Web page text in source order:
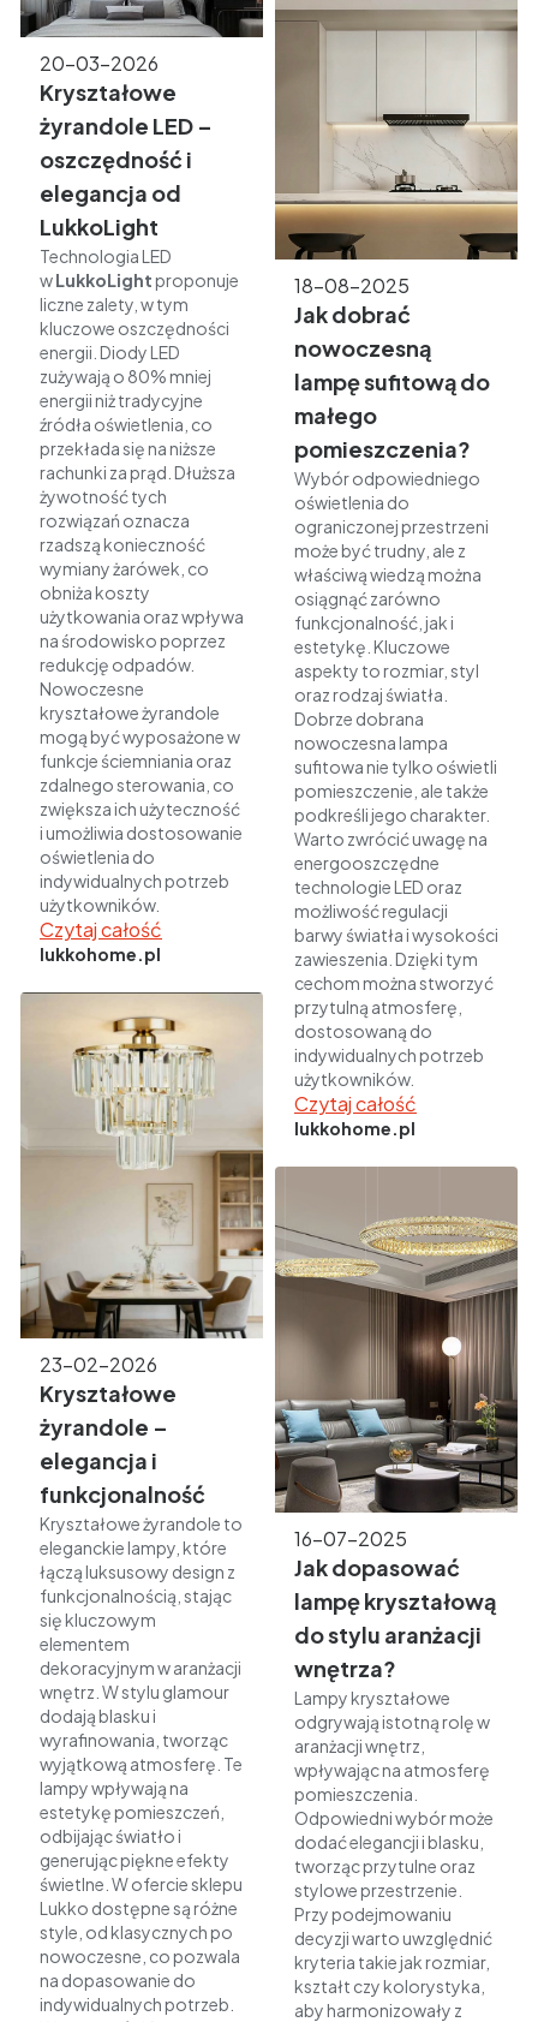
20-03-2026
Kryształowe
żyrandole LED –
oszczędność i
elegancja od
LukkoLight
Technologia LED
wLukkoLightproponuje
liczne zalety, w tym
kluczowe oszczędności
energii. Diody LED
zużywają o 80% mniej
energii niż tradycyjne
źródła oświetlenia, co
przekłada się na niższe
rachunki za prąd. Dłuższa
żywotność tych
rozwiązań oznacza
rzadszą konieczność
wymiany żarówek, co
obniża koszty
użytkowania oraz wpływa
na środowisko poprzez
redukcję odpadów.
Nowoczesne
kryształowe żyrandole
mogą być wyposażone w
funkcje ściemniania oraz
zdalnego sterowania, co
zwiększa ich użyteczność
i umożliwia dostosowanie
oświetlenia do
indywidualnych potrzeb
użytkowników.
Czytaj całość
lukkohome.pl
23-02-2026
Kryształowe
żyrandole –
elegancja i
funkcjonalność
Kryształowe żyrandole to
eleganckie lampy, które
łączą luksusowy design z
funkcjonalnością, stając
się kluczowym
elementem
dekoracyjnym w aranżacji
wnętrz. W stylu glamour
dodają blasku i
wyrafinowania, tworząc
wyjątkową atmosferę. Te
lampy wpływają na
estetykę pomieszczeń,
odbijając światło i
generując piękne efekty
świetlne. W ofercie sklepu
Lukko dostępne są różne
style, od klasycznych po
nowoczesne, co pozwala
na dopasowanie do
indywidualnych potrzeb.
18-08-2025
Jak dobrać
nowoczesną
lampę sufitową do
małego
pomieszczenia?
Wybór odpowiedniego
oświetlenia do
ograniczonej przestrzeni
może być trudny, ale z
właściwą wiedzą można
osiągnąć zarówno
funkcjonalność, jak i
estetykę. Kluczowe
aspekty to rozmiar, styl
oraz rodzaj światła.
Dobrze dobrana
nowoczesna lampa
sufitowa nie tylko oświetli
pomieszczenie, ale także
podkreśli jego charakter.
Warto zwrócić uwagę na
energooszczędne
technologie LED oraz
możliwość regulacji
barwy światła i wysokości
zawieszenia. Dzięki tym
cechom można stworzyć
przytulną atmosferę,
dostosowaną do
indywidualnych potrzeb
użytkowników.
Czytaj całość
lukkohome.pl
16-07-2025
Jak dopasować
lampę kryształową
do stylu aranżacji
wnętrza?
Lampy kryształowe
odgrywają istotną rolę w
aranżacji wnętrz,
wpływając na atmosferę
pomieszczenia.
Odpowiedni wybór może
dodać elegancji i blasku,
tworząc przytulne oraz
stylowe przestrzenie.
Przy podejmowaniu
decyzji warto uwzględnić
kryteria takie jak rozmiar,
kształt czy kolorystyka,
aby harmonizowały z